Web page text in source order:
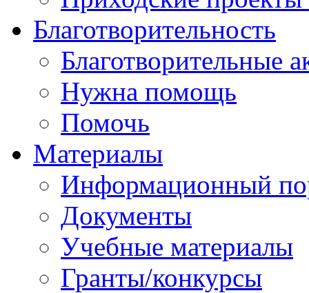
Благотворительность
Благотворительные
Нужна помощь
Помочь
Материалы
Информационный
Документы
Учебные материалы
Гранты/конкурсы